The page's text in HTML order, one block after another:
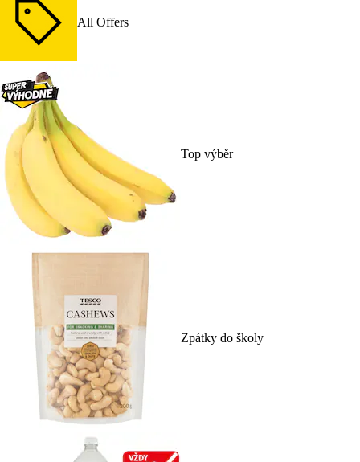
All Offers
Top výběr
Zpátky do školy